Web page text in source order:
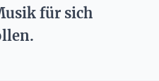
für sich